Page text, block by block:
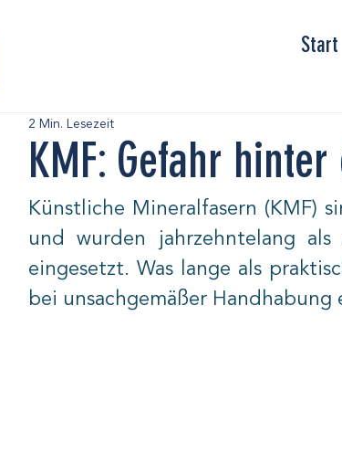
Start
KMF: Gefahr hinter
2 Min. Lesezeit
Künstliche Mineralfasern (KMF)
und wurden jahrzehntelang
eingesetzt. Was lange als
bei unsachgemäßer